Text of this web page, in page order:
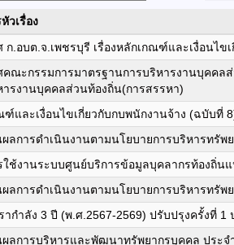
วเรื่อง
ก.อบต.จ.เพชรบุรี เรื่องหลักเกณฑ์และเงื่อนไข
คณะกรรมการมาตรฐานการบริหารงานบุคคล
ารงานบุคคลส่วนท้องถิ่น(การสรรหา)
ฑ์และเงื่อนไขเกี่ยวกับกบพนักงานจ้าง (ฉบับที่
ผลการดำเนินงานตามนโยบายการบริหารทรัพ
ใช้งานระบบศูนย์บริการข้อมูลบุคลากรท้องถิ่น
ผลการดำเนินงานตามนโยบายการบริหารทรัพ
ากำลัง 3 ปี (พ.ศ.2567-2569) ปรับปรุงครั้งที่ 1
ผลการบริหารและพัฒนาทรัพยากรบุคคล ประจ